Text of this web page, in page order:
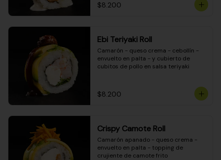
$8.200
Ebi Teriyaki Roll
Camarón - queso crema - cebollín -
envuelto en palta - y cubierto de
cubitos de pollo en salsa teriyaki
$8.200
Crispy Camote Roll
Camarón apanado - queso crema -
envuelto en palta - topping de
crujiente de camote frito